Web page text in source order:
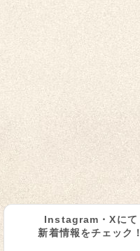
Instagram・Xにて
新着情報をチェック！